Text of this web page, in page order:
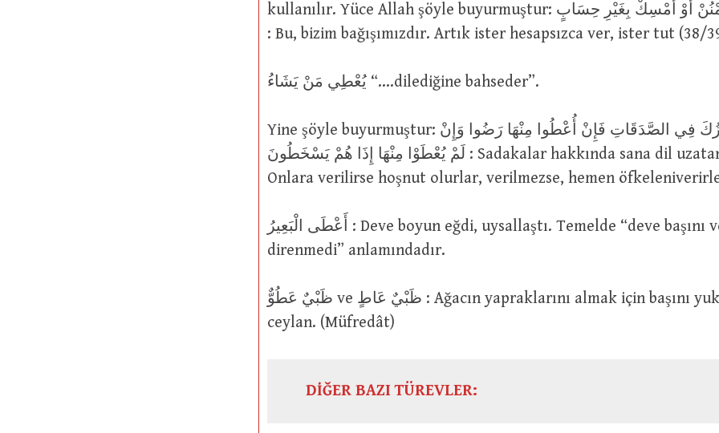
kullanılır. Yüce Allah şöyle buyurmuştur: هَذَا عَطَاؤُنَا فَامْنُنْ أَوْ أَمْسِكْ بِغَيْرِ حِسَابٍ
: Bu, bizim bağışımızdır. Artık ister hesapsızca ver, ister tut (38/
يُعْطِي مَنْ يَشَاءُ “….dilediğine bahseder”.
Yine şöyle buyurmuştur: وَمِنْهُمْ مَنْ يَلْمِزُكَ فِي الصَّدَقَاتِ فَإِنْ أُعْطُوا مِنْهَا رَضُوا وَإِنْ
لَمْ يُعْطَوْا مِنْهَا إِذَا هُمْ يَسْخَطُونَ : Sadakalar hakkında sana dil uzatanlar vardır.
Onlara verilirse hoşnut olurlar, verilmezse, hemen
أَعْطَى الْبَعِيرُ : Deve boyun eğdi, uysallaştı. Temelde “deve başını verdi ve
direnmedi” anlamındadır.
ظَبْيٌ عَطُوٌّ ve ظَبْيٌ عَاطٍ : Ağacın yapraklarını almak için başını yukarı kaldıran
ceylan. (Müfredât)
DİĞER BAZI TÜREVLER: